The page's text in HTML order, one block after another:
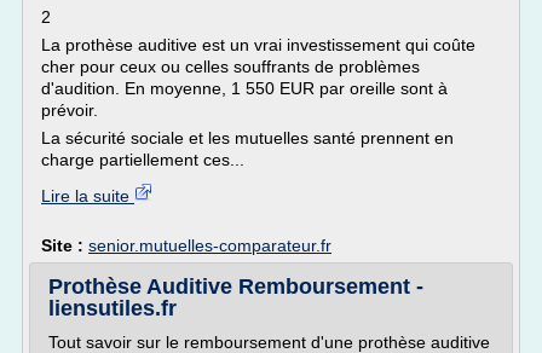
2
La prothèse auditive est un vrai investissement qui coûte
cher pour ceux ou celles souffrants de problèmes
d'audition. En moyenne, 1 550 EUR par oreille sont à
prévoir.
La sécurité sociale et les mutuelles santé prennent en
charge partiellement ces...
Lire la suite
Site : senior.mutuelles-comparateur.fr
Prothèse Auditive Remboursement -
liensutiles.fr
Tout savoir sur le remboursement d'une prothèse auditive